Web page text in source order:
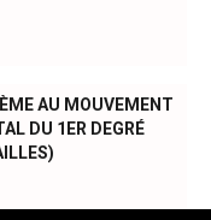
AU MOUVEMENT
DU 1ER DEGRÉ